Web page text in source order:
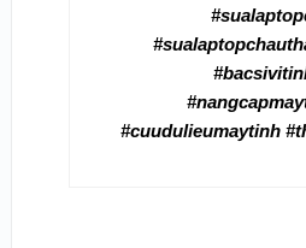
#cuudulieumaytinh